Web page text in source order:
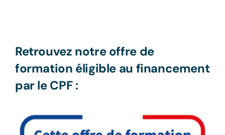
Retrouvez notre offre de
formation éligible au financement
par le CPF :